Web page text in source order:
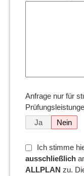
Anfrage nur für
Ja
Nein
Ich stimme
ausschließlich
ALLPLAN zu.